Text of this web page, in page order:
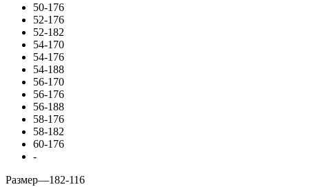
50-176
52-176
52-182
54-170
54-176
54-188
56-170
56-176
56-188
58-176
58-182
60-176
-
Размер—182-116